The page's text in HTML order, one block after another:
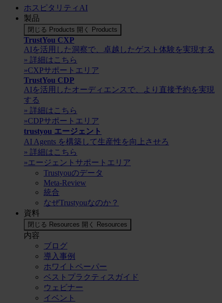
ホスピタリティAI
製品
閉じる Products 開く Products
TrustYou CXP
AIを活用した洞察で、卓越したゲスト体験を実現する
» 詳細はこちら
»CXPサポートエリア
TrustYou CDP
AIを活用したオーディエンスで、より直接予約を実現
する
» 詳細はこちら
»CDPサポートエリア
trustyou エージェント
AI Agents を構築して生産性を向上させろ
» 詳細はこちら
»エージェントサポートエリア
Trustyouのデータ
Meta-Review
統合
なぜTrustyouなのか？
資料
閉じる Resources 開く Resources
内容
ブログ
導入事例
ホワイトペーパー
ベストプラクティスガイド
ウェビナー
イベント